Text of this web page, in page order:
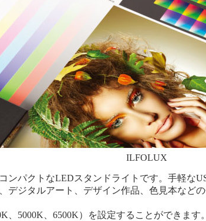
ILFOLUX
ンパクトなLEDスタンドライトです。手軽な
デジタルアート、デザイン作品、色見本など
、5000K、6500K）を設定することができます。